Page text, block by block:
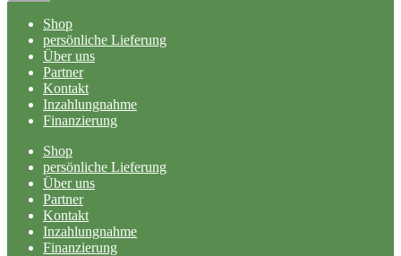
Shop
persönliche Lieferung
Über uns
Partner
Kontakt
Inzahlungnahme
Finanzierung
Shop
persönliche Lieferung
Über uns
Partner
Kontakt
Inzahlungnahme
Finanzierung